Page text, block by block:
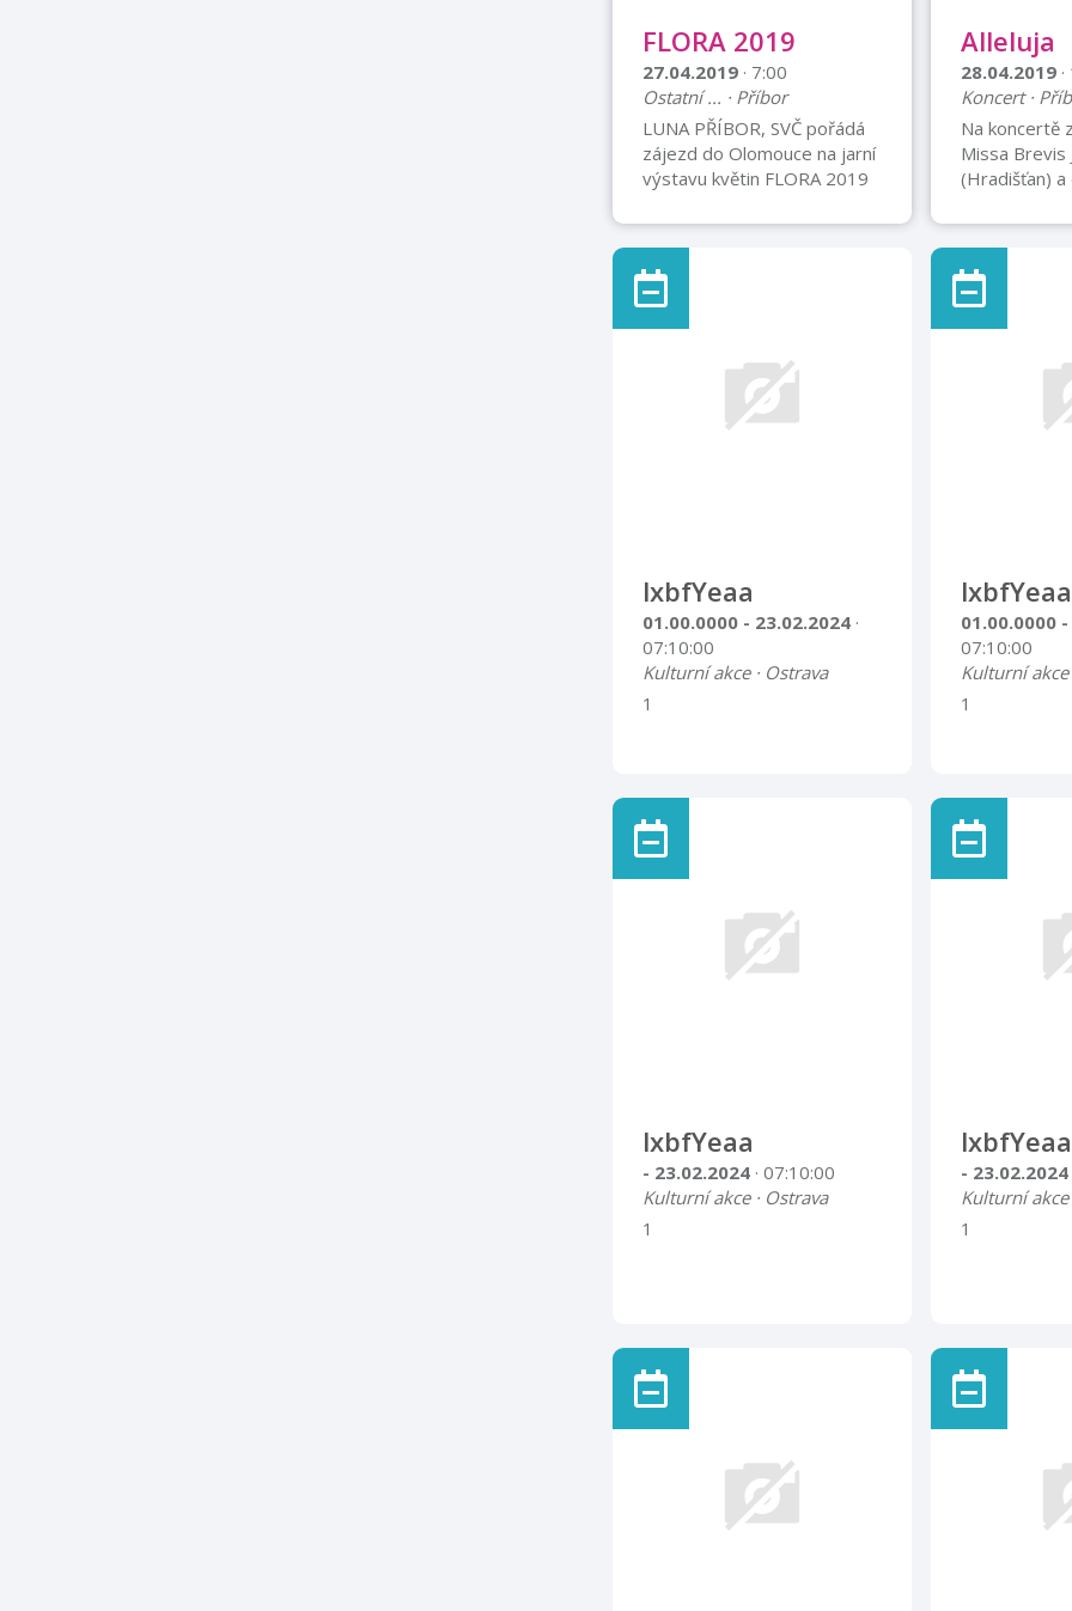
EVROPY.
ÚČAST.
FLORA 2019
27.04.2019 · 7:00
Ostatní ... · Příbor
LUNA PŘÍBOR, SVČ pořádá
zájezd do Olomouce na jarní
výstavu květin FLORA 2019
hodin od Luny Příbor. Cena
zájezdu 200 Kč, děti 150 Kč.
Přihlásit se můžete do 24. 4.
2019 v LUNĚ PŘÍBOR, SVČ,
telefon 556 725 029, e-mail:
Alleluja
28.04.2019
Koncert ·
Na koncertě
Missa Brevis
(Hradišťan) a
- soprán
baryton Dále
Ondráš NJ,
Chrámový
nad Bečvou a
Sdružení
Dirigent:
Kostel
lxbfYeaa
01.00.0000 - 23.02.2024 ·
07:10:00
Kulturní akce · Ostrava
1
lxbfYeaa
01.00.0000
07:10:00
Kulturní akce
1
lxbfYeaa
- 23.02.2024 · 07:10:00
Kulturní akce · Ostrava
1
lxbfYeaa
- 23.02.2024
Kulturní akce
1